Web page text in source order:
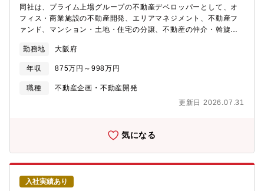
り、まちづくりに貢献してきました。・同社が手がける大阪・神
戸・京都を結ぶ沿線エリアは相対的に人気が高く、まち全体の魅
力を高める開発を強みとしています。・同社は、「『安心・快
適』、そして『夢・感動』をお届けすることで、お客様の喜びを
で圧倒的No.１の沿線をつくること、首都圏・海外での事業を拡大
しています。・服装も自由かつ、穏やかな社風も魅力的な要素の
同社は、プライム上場グループの不動産デベロッパーとして、オ
フィス・商業施設の不動産開発、エリアマネジメント、不動産フ
ァンド、マンション・土地・住宅の分譲、不動産の仲介・斡旋、
宅地戸建事業におけるプロジェクトマネジメント業務（事業計画
の策定・商品企画・予算管理・販促活動・販売）を担当いただき
ます。・戸建事業計画の企画・立案・実施・進捗中のプロジェク
トのスケジュールやコストの管理・設計会社や工務店をはじめと
約期間備考】■雇用形態：契約社員 更新：有（1年：正社員登用
間の有期雇用契約を締結のうえ採用となり、双方合意のもと正社
員として雇用されます。社員登用時には総合職として社員に登用
されます。当初は、募集ポジションにて専門性を深めていただき
ますが、ご本人の適性や意欲に合わせて、当社業務全般の幅広い
分野に挑戦する機会があります。【働き方】・年間休日124日※ラ
イフワークバランスを保ちながら就業することが可能です。同業
勤務地 大阪府
年収 875万円～998万円
職種
不動産企画・不動産開発
更新日 2026.07.31
気になる
入社実績あり